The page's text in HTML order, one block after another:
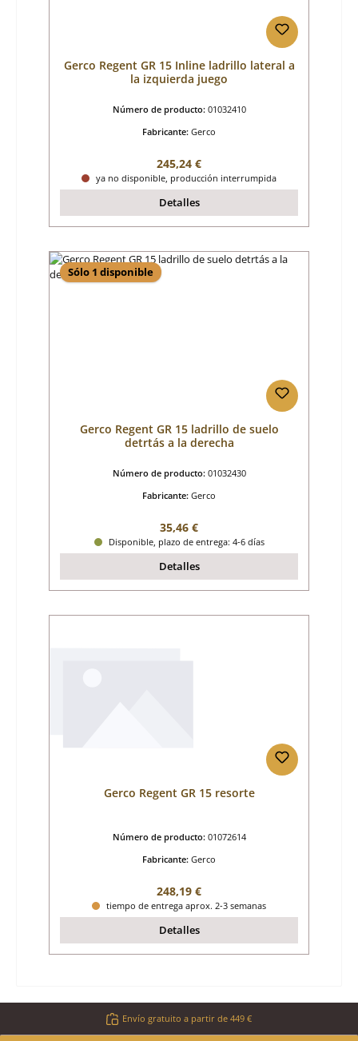
Gerco Regent GR 15 Inline ladrillo lateral a
la izquierda juego
Número de producto: 01032410
Fabricante: Gerco
Precio normal:
245,24 €
ya no disponible, producción interrumpida
Detalles
Sólo 1 disponible
Gerco Regent GR 15 ladrillo de suelo
detrtás a la derecha
Número de producto: 01032430
Fabricante: Gerco
Precio normal:
35,46 €
Disponible, plazo de entrega: 4-6 días
Detalles
Gerco Regent GR 15 resorte
Número de producto: 01072614
Fabricante: Gerco
Precio normal:
248,19 €
tiempo de entrega aprox. 2-3 semanas
Detalles
Envío gratuito a partir de 449 €